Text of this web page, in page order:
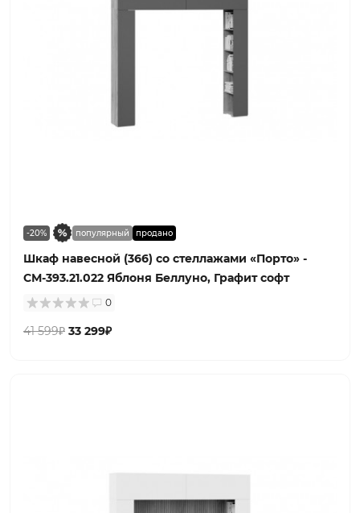
-20% популярный продано
Шкаф навесной (366) со стеллажами «Порто» -
СМ-393.21.022 Яблоня Беллуно, Графит софт
0
41 599₽ 33 299₽